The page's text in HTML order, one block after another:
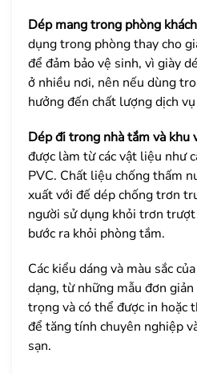
Dép mang trong phòng
dụng trong phòng thay cho
để đảm bảo vệ sinh, vì giày
ở nhiều nơi, nên nếu dùng
hưởng đến chất lượng dịch
Dép đi trong nhà tắm và khu
được làm từ các vật liệu như
PVC. Chất liệu chống thấm
xuất với đế dép chống trơn
người sử dụng khỏi trơn
bước ra khỏi phòng tắm.
Các kiểu dáng và màu sắc
dạng, từ những mẫu đơn
trọng và có thể được in hoặc
để tăng tính chuyên nghiệp
sạn.